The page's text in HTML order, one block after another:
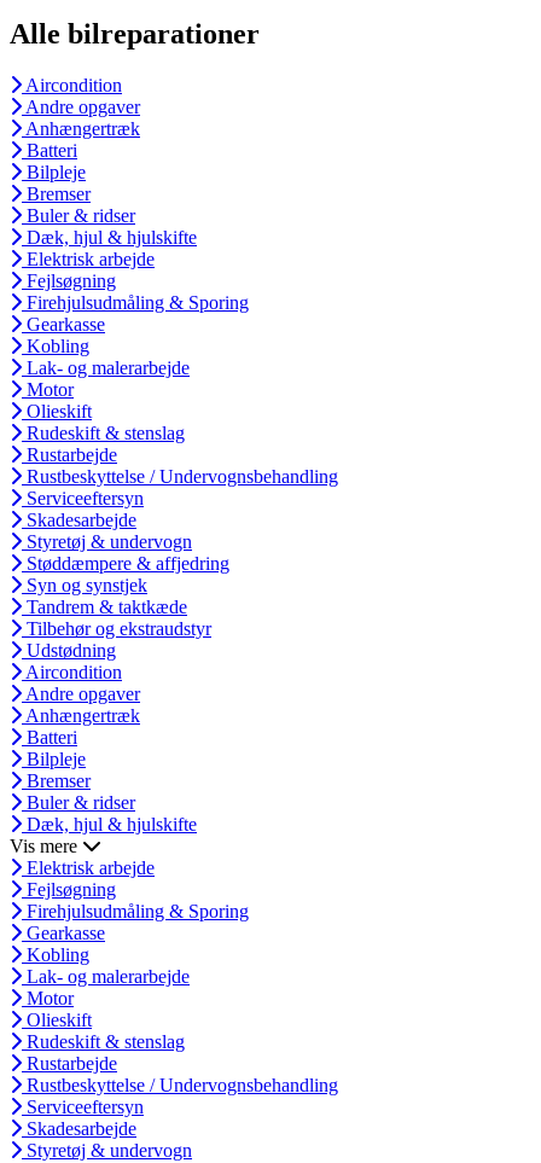
Alle bilreparationer
Aircondition
Andre opgaver
Anhængertræk
Batteri
Bilpleje
Bremser
Buler & ridser
Dæk, hjul & hjulskifte
Elektrisk arbejde
Fejlsøgning
Firehjulsudmåling & Sporing
Gearkasse
Kobling
Lak- og malerarbejde
Motor
Olieskift
Rudeskift & stenslag
Rustarbejde
Rustbeskyttelse / Undervognsbehandling
Serviceeftersyn
Skadesarbejde
Styretøj & undervogn
Støddæmpere & affjedring
Syn og synstjek
Tandrem & taktkæde
Tilbehør og ekstraudstyr
Udstødning
Aircondition
Andre opgaver
Anhængertræk
Batteri
Bilpleje
Bremser
Buler & ridser
Dæk, hjul & hjulskifte
Vis mere
Elektrisk arbejde
Fejlsøgning
Firehjulsudmåling & Sporing
Gearkasse
Kobling
Lak- og malerarbejde
Motor
Olieskift
Rudeskift & stenslag
Rustarbejde
Rustbeskyttelse / Undervognsbehandling
Serviceeftersyn
Skadesarbejde
Styretøj & undervogn